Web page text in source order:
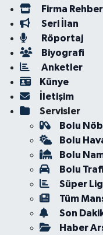
Firma
Seri İlan
Röportaj
Biyografi
Anketler
Künye
İletişim
Servisler
Bolu
Bolu
Bolu
Bolu
Süper
Tüm
Son
Haber